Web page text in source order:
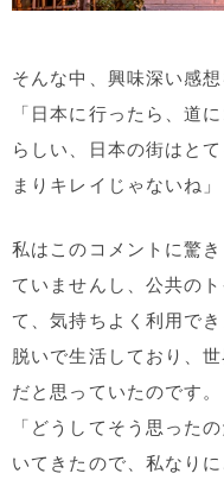
そんな中、興味深い感
「日本に行ったら、道
らしい、日本の街はと
まりキレイじゃないね」
私はこのコメントに驚
ていませんし、公共の
て、気持ちよく利用で
脱いで生活しており、
だと思っていたのです。
「どうしてそう思った
いてきたので、私なり